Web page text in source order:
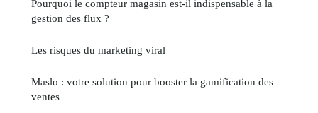
Pourquoi le compteur magasin est-il indispensable à la
gestion des flux ?
Les risques du marketing viral
Maslo : votre solution pour booster la gamification des
ventes